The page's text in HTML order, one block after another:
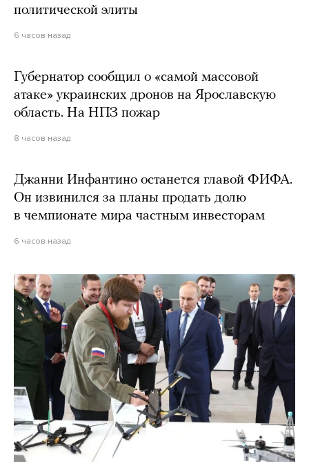
политической элиты
6 часов назад
Губернатор сообщил о «самой массовой
атаке» украинских дронов на Ярославскую
область. На НПЗ пожар
8 часов назад
Джанни Инфантино останется главой ФИФА.
Он извинился за планы продать долю
в чемпионате мира частным инвесторам
6 часов назад